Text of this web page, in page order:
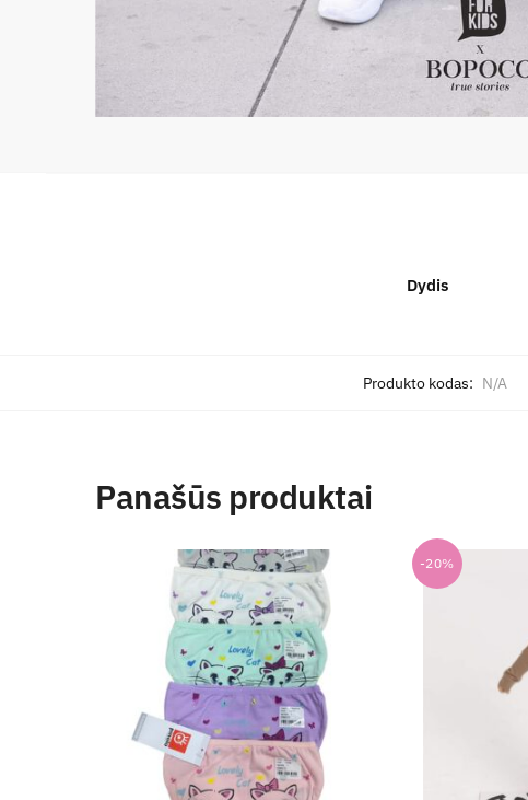
Dydis
Produkto kodas: N/A
Panašūs produktai
-20%